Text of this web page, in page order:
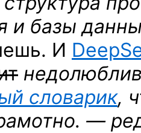
и базы
И
словарик,
—